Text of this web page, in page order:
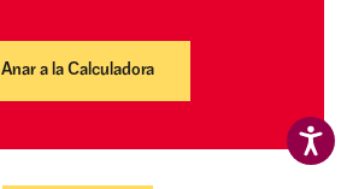
Anar a la Calculadora